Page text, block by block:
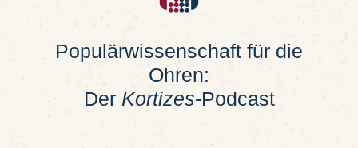
Populärwissenschaft für die
Ohren:
Der Kortizes-Podcast